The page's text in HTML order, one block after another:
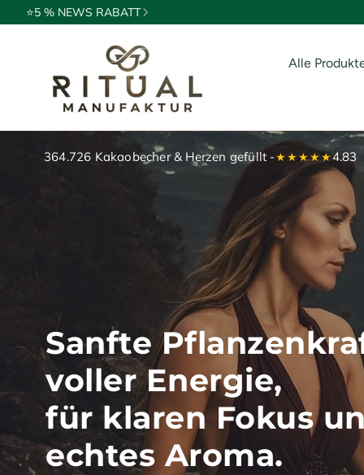
⭐5 % NEWS RABATT
Alle
Exoten
Öle &
Gewürze
Aktionen
364.726 Kakaobecher & Herzen gefüllt -★★★★★4.83
Sanfte
voller Energie,
für klaren Fokus
echtes Aroma.